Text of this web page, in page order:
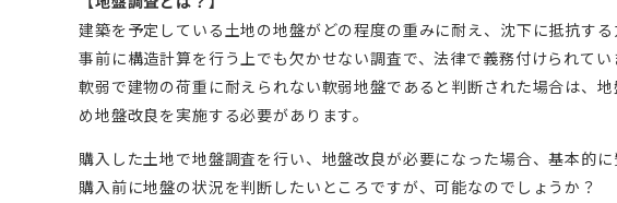
建築を予定している土地の地盤がどの程度の重みに耐え、沈下に抵抗す
事前に構造計算を行う上でも欠かせない調査で、法律で義務付けられてい
軟弱で建物の荷重に耐えられない軟弱地盤であると判断された場合は、
め地盤改良を実施する必要があります。
購入した土地で地盤調査を行い、地盤改良が必要になった場合、基本的
購入前に地盤の状況を判断したいところですが、可能なのでしょうか？